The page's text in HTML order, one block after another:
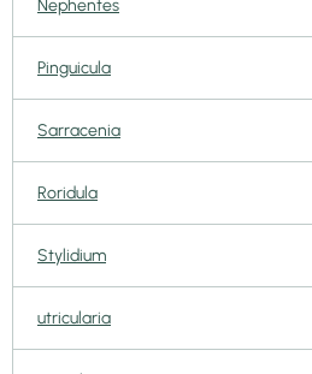
Nephentes
Pinguicula
Sarracenia
Roridula
Stylidium
utricularia